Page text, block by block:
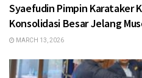
Syaefudin Pimpin Karataker
Konsolidasi Besar Jelang
MARCH 13, 2026